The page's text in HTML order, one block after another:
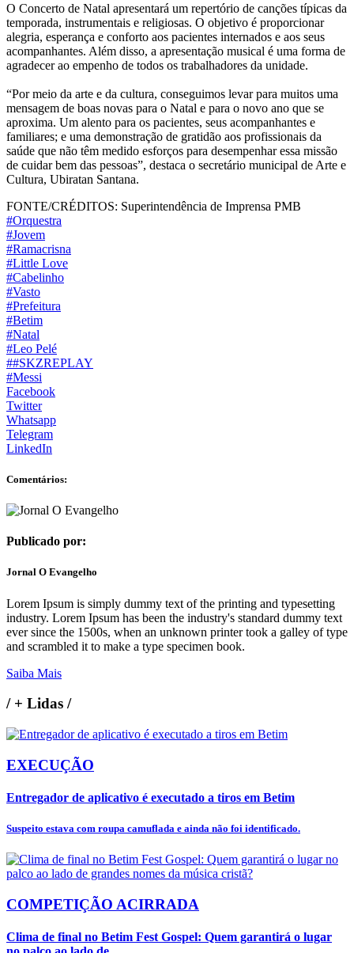
O Concerto de Natal apresentará um repertório de canções típicas da
temporada, instrumentais e religiosas. O objetivo é proporcionar
alegria, esperança e conforto aos pacientes internados e aos seus
acompanhantes. Além disso, a apresentação musical é uma forma de
agradecer ao empenho de todos os trabalhadores da unidade.
“Por meio da arte e da cultura, conseguimos levar para muitos uma
mensagem de boas novas para o Natal e para o novo ano que se
aproxima. Um alento para os pacientes, seus acompanhantes e
familiares; e uma demonstração de gratidão aos profissionais da
saúde que não têm medido esforços para desempenhar essa missão
de cuidar bem das pessoas”, destaca o secretário municipal de Arte e
Cultura, Ubiratan Santana.
FONTE/CRÉDITOS: Superintendência de Imprensa PMB
#Orquestra
#Jovem
#Ramacrisna
#Little Love
#Cabelinho
#Vasto
#Prefeitura
#Betim
#Natal
#Leo Pelé
##SKZREPLAY
#Messi
Facebook
Twitter
Whatsapp
Telegram
LinkedIn
Comentários:
Publicado por:
Jornal O Evangelho
Lorem Ipsum is simply dummy text of the printing and typesetting
industry. Lorem Ipsum has been the industry's standard dummy text
ever since the 1500s, when an unknown printer took a galley of type
and scrambled it to make a type specimen book.
Saiba Mais
/+ Lidas /
EXECUÇÃO
Entregador de aplicativo é executado a tiros em Betim
Suspeito estava com roupa camuflada e ainda não foi identificado.
COMPETIÇÃO ACIRRADA
Clima de final no Betim Fest Gospel: Quem garantirá o lugar